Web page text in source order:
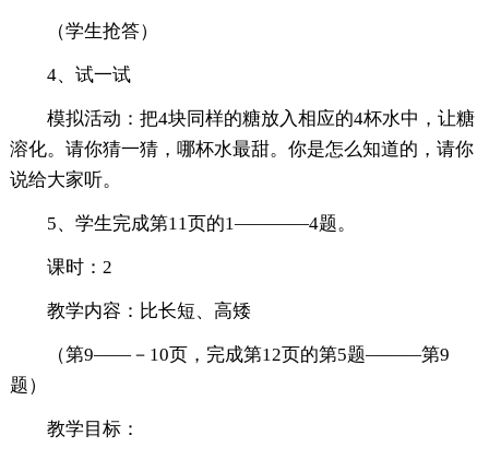
（学生抢答）
4、试一试
模拟活动：把4块同样的糖放入相应的4杯水中，让糖
溶化。请你猜一猜，哪杯水最甜。你是怎么知道的，请你
说给大家听。
5、学生完成第11页的1――――4题。
课时：2
教学内容：比长短、高矮
（第9――－10页，完成第12页的第5题―――第9
题）
教学目标：